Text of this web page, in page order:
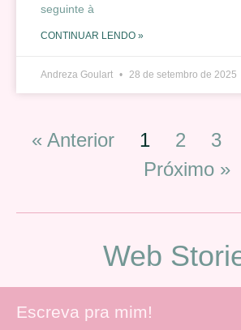
seguinte à
CONTINUAR LENDO »
Andreza Goulart 28 de setembro de 2025
« Anterior 1 2 3
Próximo »
Web
Escreva pra mim!